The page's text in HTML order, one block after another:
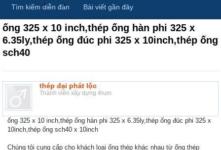
Diễn đàn ... Rao vặt tổng hợp - Uy tín - Miễn phí
ống 325 x 10 inch,thép ống hàn phi 325 x
6.35ly,thép ống đúc phi 325 x 10inch,thép ống
sch40
thép đại phát lộc
Thành viên xây dựng 4rum
ống 325 x 10 inch,thép ống hàn phi 325 x 6.35ly,thép ống đúc phi 325 x
10inch,thép ống sch40 x 10inch
Chúng tôi cung cấp cho khách loại ống thép khác nhau từ ống thép
Tìm kiếm diễn đàn Bài viết gần đây